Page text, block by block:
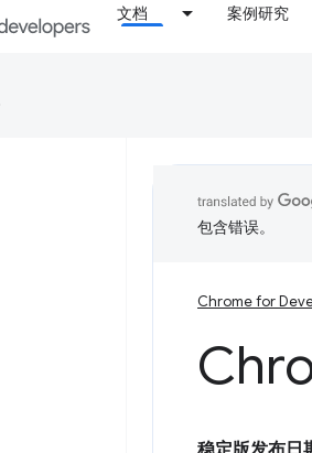
文档 案例研究
包含错误。
Chrome for